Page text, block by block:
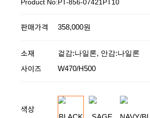
Product No:PT-856-07421PT10
판매가격 358,000원
소재 겉감:나일론, 안감:나일론
사이즈 W470/H500
색상